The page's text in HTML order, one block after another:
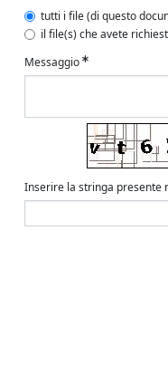
tutti i file (di questo
il file(s) che avete
Messaggio
Inserire la stringa presente